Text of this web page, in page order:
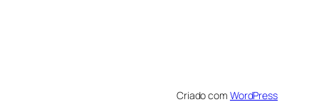
Criado com WordPress